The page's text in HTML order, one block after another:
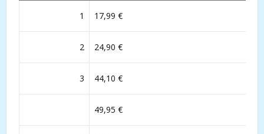
1 17,99 €
2 24,90 €
3 44,10 €
49,95 €